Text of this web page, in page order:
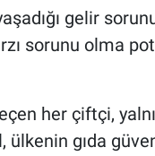
gelir
sorunu olma
her çiftçi,
ülkenin gıda